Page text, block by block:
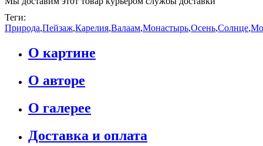
Теги:
Природа,Пейзаж,Карелия,Валаам,Монастырь,Осень,Солнце,
О картине
О авторе
О галерее
Доставка и оплата